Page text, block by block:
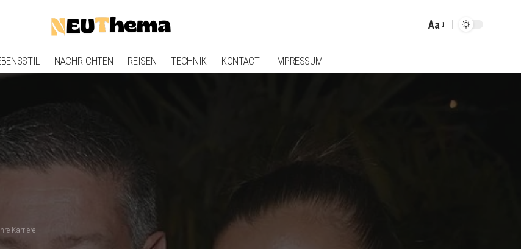
Font
Aa
NACHRICHTEN REISEN TECHNIK KONTACT IMPRESSUM
Karriere